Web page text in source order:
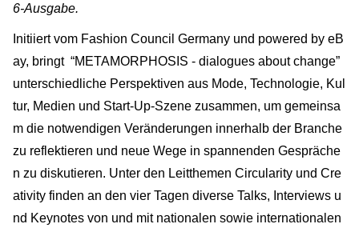
6-Ausgabe.
Initiiert vom Fashion Council Germany und powered by eB
ay, bringt “METAMORPHOSIS - dialogues about change”
unterschiedliche Perspektiven aus Mode, Technologie, Kul
tur, Medien und Start-Up-Szene zusammen, um gemeinsa
m die notwendigen Veränderungen innerhalb der Branche
zu reflektieren und neue Wege in spannenden Gespräche
n zu diskutieren. Unter den Leitthemen Circularity und Cre
ativity finden an den vier Tagen diverse Talks, Interviews u
nd Keynotes von und mit nationalen sowie internationalen